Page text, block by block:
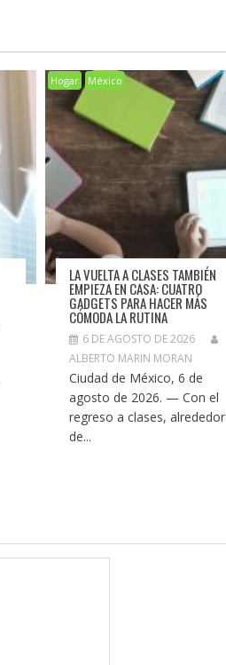
Hogar México
LA VUELTA A CLASES TAMBIÉN
EMPIEZA EN CASA: CUATRO
GADGETS PARA HACER MÁS
CÓMODA LA RUTINA
6 DE AGOSTO DE 2026
ALBERTO MARIN MORAN
Ciudad de México, 6 de
agosto de 2026. — Con el
regreso a clases, alrededor
de...